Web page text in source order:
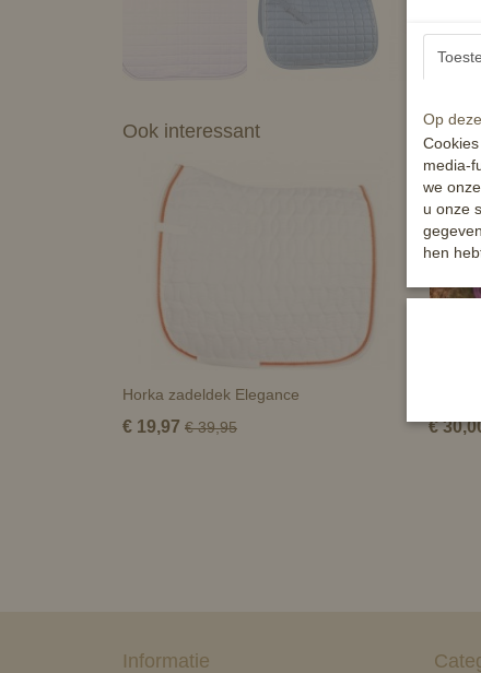
Ook interessant
Horka zadeldek Elegance
€ 19,97 € 39,95 €
Informatie
Op
media-
we
u onze
hen